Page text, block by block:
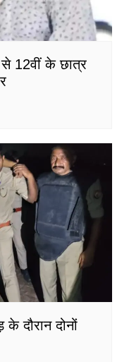
12वीं के छात्र
दौरान दोनों